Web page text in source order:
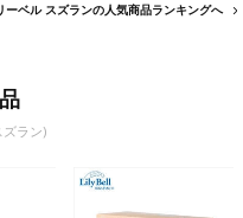
ーベル スズランの人気商品ランキングへ
ラン)